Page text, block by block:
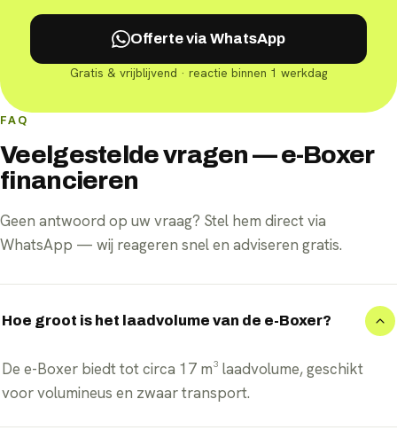
Offerte via WhatsApp
Gratis & vrijblijvend · reactie binnen 1 werkdag
FAQ
Veelgestelde vragen — e-Boxer
financieren
Geen antwoord op uw vraag? Stel hem direct via
WhatsApp — wij reageren snel en adviseren gratis.
Hoe groot is het laadvolume van de e-Boxer?
De e-Boxer biedt tot circa 17 m³ laadvolume, geschikt
voor volumineus en zwaar transport.